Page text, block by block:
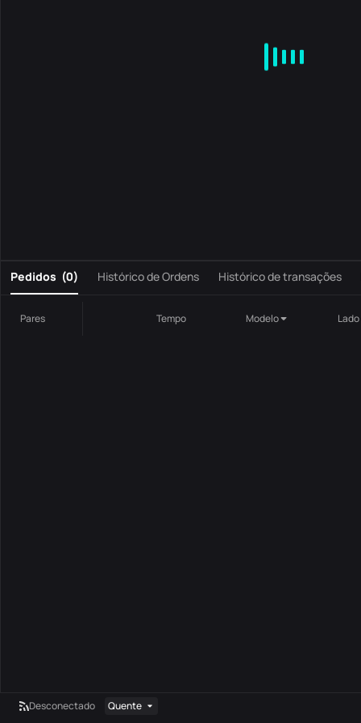
Pedidos (0) Histórico de Ordens Histórico de transações
Pares Tempo Modelo Lado
Desconectado Quente